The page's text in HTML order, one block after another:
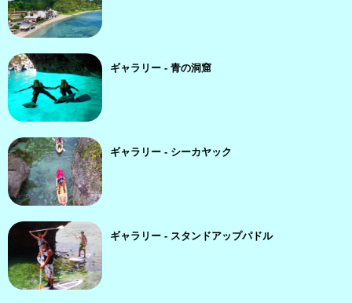
ギャラリー - 青の洞窟
ギャラリー - シーカヤック
ギャラリー - スタンドアップパドル